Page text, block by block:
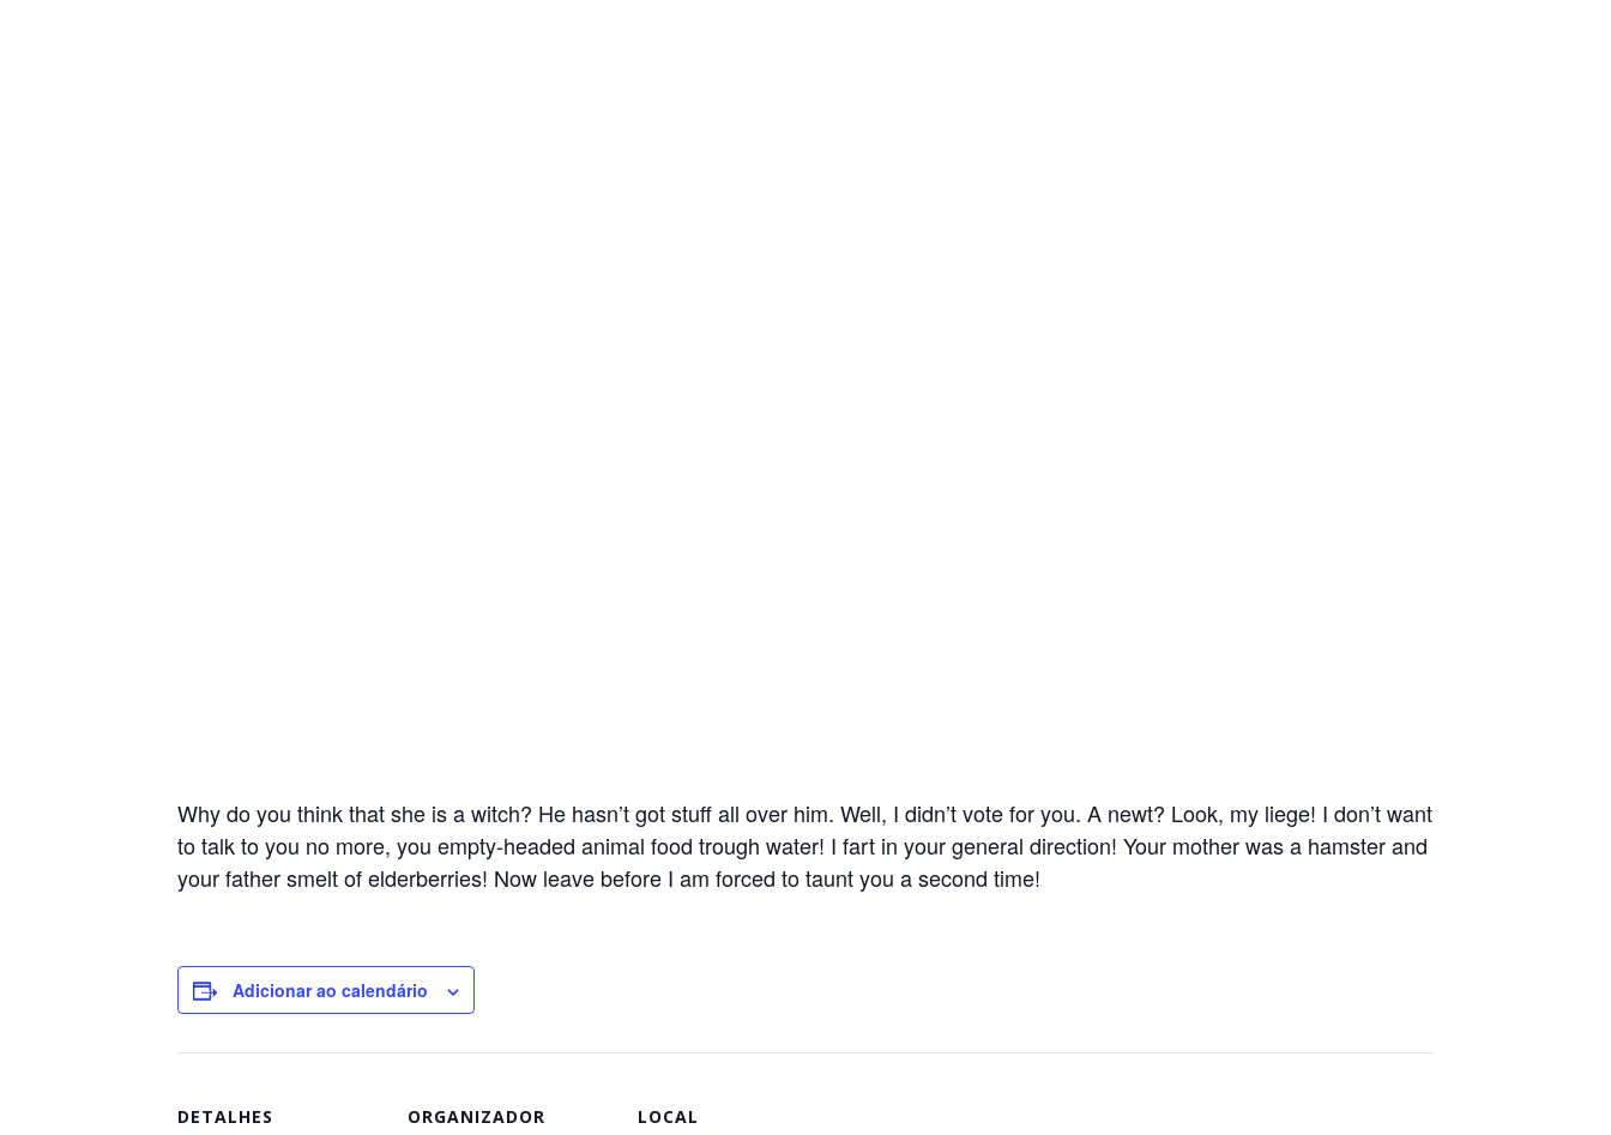
Why do you think that she is a witch? He hasn’t got stuff all over him. Well, I didn’t vote for you. A newt? Look, my liege! I don’t want
to talk to you no more, you empty-headed animal food trough water! I fart in your general direction! Your mother was a hamster and
your father smelt of elderberries! Now leave before I am forced to taunt you a second time!
Adicionar ao calendário
DETALHES ORGANIZADOR LOCAL